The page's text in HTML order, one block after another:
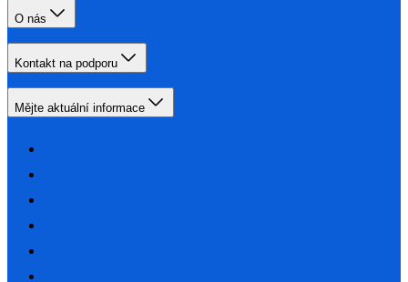
O nás
Kontakt na podporu
Mějte aktuální informace